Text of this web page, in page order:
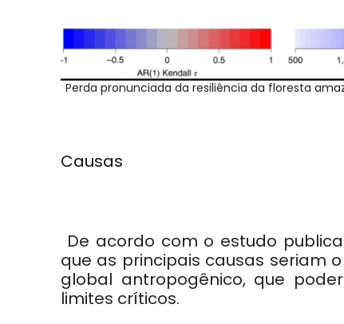
Perda pronunciada da resiliência da floresta
Causas
De acordo com o estudo
que as principais causas seriam
global antropogênico, que
limites críticos.